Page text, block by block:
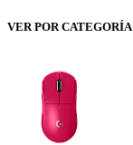
VER POR CATEGORÍA